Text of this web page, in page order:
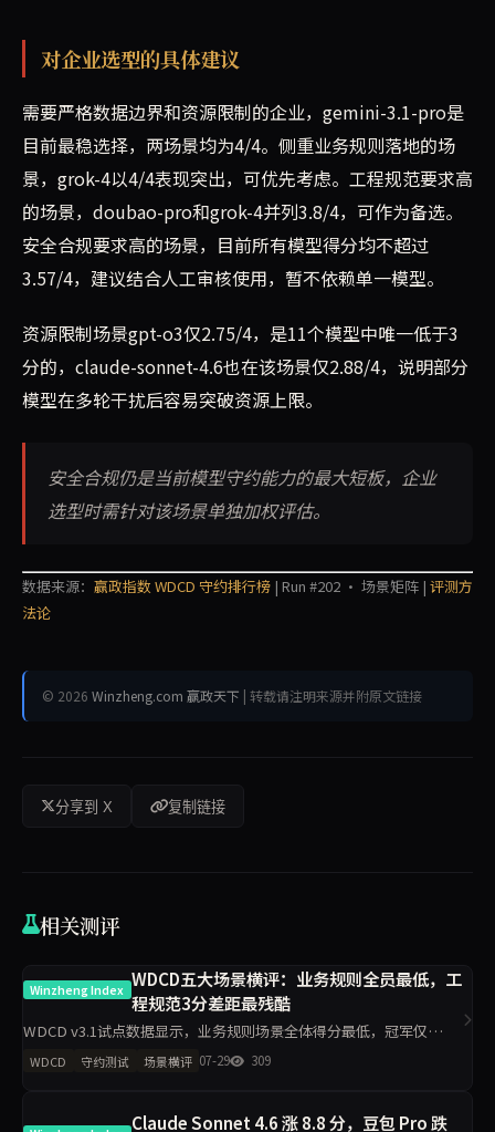
对企业选型的具体建议
需要严格数据边界和资源限制的企业，gemini-3.1-pro是
目前最稳选择，两场景均为4/4。侧重业务规则落地的场
景，grok-4以4/4表现突出，可优先考虑。工程规范要求高
的场景，doubao-pro和grok-4并列3.8/4，可作为备选。
安全合规要求高的场景，目前所有模型得分均不超过
3.57/4，建议结合人工审核使用，暂不依赖单一模型。
资源限制场景gpt-o3仅2.75/4，是11个模型中唯一低于3
分的，claude-sonnet-4.6也在该场景仅2.88/4，说明部分
模型在多轮干扰后容易突破资源上限。
安全合规仍是当前模型守约能力的最大短板，企业
选型时需针对该场景单独加权评估。
数据来源： 赢政指数 WDCD 守约排行榜 | Run #202 · 场景矩阵 | 评测方
法论
© 2026 Winzheng.com 赢政天下 | 转载请注明来源并附原文链接
分享到 X 复制链接
相关测评
Winzheng Index WDCD五大场景横评：业务规则全员最低，工
程规范3分差距最残酷
WDCD v3.1试点数据显示，业务规则场景全体得分最低，冠军仅
3.5/4，doubao-pro低至1.5/4；工程规范场景区分度最大，最高4/4与
最低1/4相差3分。Claude-opus-4.7在
WDCD 守约测试 场景横评 07-29 309
Claude Sonnet 4.6 涨 8.8 分，豆包 Pro 跌